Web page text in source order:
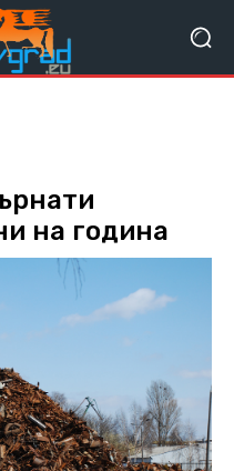
на година